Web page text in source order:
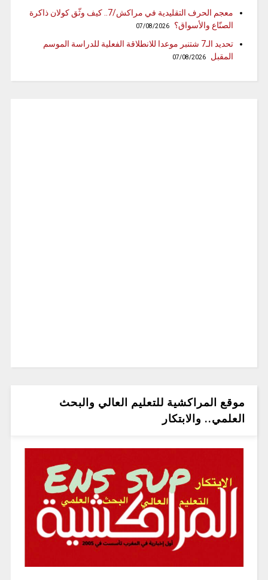
معجم الحرف التقليدية في مراكش/7.. كيف وثّق كولان ذاكرة
الصنّاع والأسواق؟
07/08/2026
تحديد الـ7 شتنبر موعدا للانطلاقة الفعلية للدراسة الموسم
المقبل
07/08/2026
موقع المراكشية للتعليم العالي والبحث
العلمي.. والابتكار